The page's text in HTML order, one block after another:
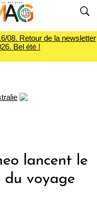
08. Retour de la newsletter
Bel été !
lancent le
du voyage